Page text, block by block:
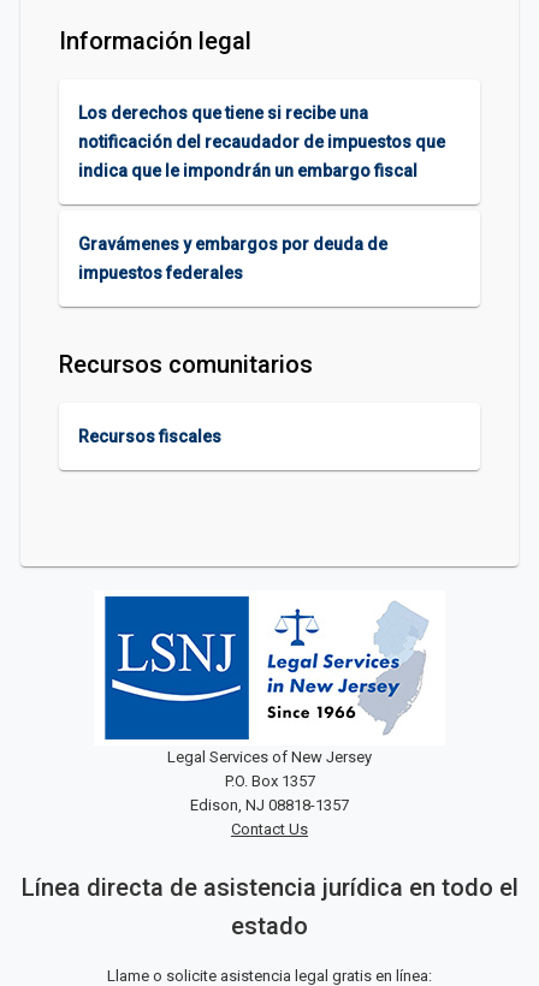
Información legal
Los derechos que tiene si recibe una
notificación del recaudador de impuestos que
indica que le impondrán un embargo fiscal
Gravámenes y embargos por deuda de
impuestos federales
Recursos comunitarios
Recursos fiscales
Legal Services of New Jersey
P.O. Box 1357
Edison, NJ 08818-1357
Contact Us
Línea directa de asistencia jurídica en todo el
estado
Llame o solicite asistencia legal gratis en línea: